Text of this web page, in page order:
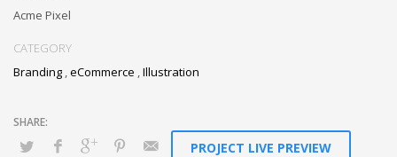
Acme Pixel
CATEGORY
Branding eCommerce Illustration
PROJECT LIVE PREVIEW